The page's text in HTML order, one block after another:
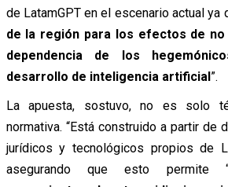
de LatamGPT en el escenario actual ya
de la región para los efectos de
dependencia de los
desarrollo de inteligencia artificial”.
La apuesta, sostuvo, no es solo
normativa. “Está construido a partir de
jurídicos y tecnológicos propios de
asegurando que esto permite